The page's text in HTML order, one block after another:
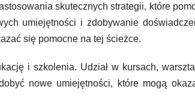
skutecznych strategii, które
umiejętności i zdobywanie
się pomocne na tej ścieżce.
i szkolenia. Udział w kursach,
nowe umiejętności, które mogą